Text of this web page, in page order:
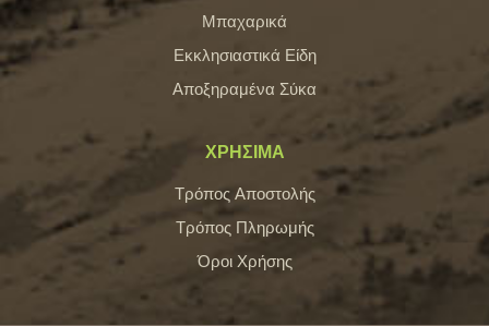
Μπαχαρικά
Εκκλησιαστικά Είδη
Αποξηραμένα Σύκα
ΧΡΗΣΙΜΑ
Τρόπος Αποστολής
Τρόπος Πληρωμής
Όροι Χρήσης